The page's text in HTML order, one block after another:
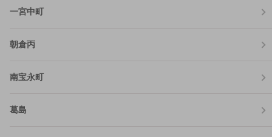
一宮中町
朝倉丙
南宝永町
葛島